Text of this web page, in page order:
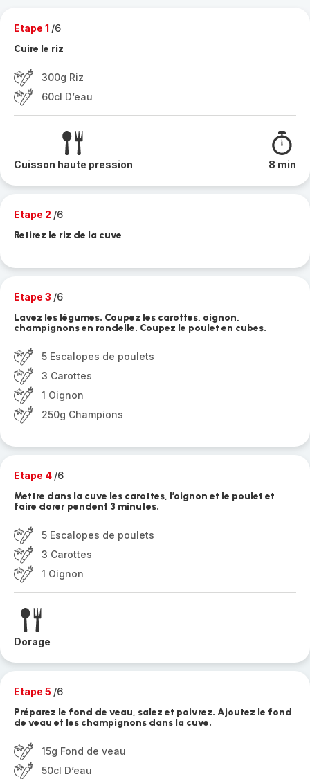
Etape 1 /6
Cuire le riz
300g Riz
60cl D’eau
Cuisson haute pression 8 min
Etape 2 /6
Retirez le riz de la cuve
Etape 3 /6
Lavez les légumes. Coupez les carottes, oignon,
champignons en rondelle. Coupez le poulet en cubes.
5 Escalopes de poulets
3 Carottes
1 Oignon
250g Champions
Etape 4 /6
Mettre dans la cuve les carottes, l’oignon et le poulet et
faire dorer pendent 3 minutes.
5 Escalopes de poulets
3 Carottes
1 Oignon
Dorage
Etape 5 /6
Préparez le fond de veau, salez et poivrez. Ajoutez le fond
de veau et les champignons dans la cuve.
15g Fond de veau
50cl D’eau